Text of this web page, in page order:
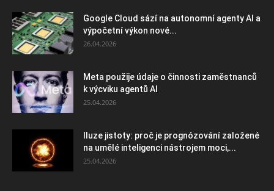
Google Cloud sází na autonomní agenty AI a
výpočetní výkon nové...
26.04.2026
Meta použije údaje o činnosti zaměstnanců
k výcviku agentů AI
25.04.2026
Iluze jistoty: proč je prognózování založené
na umělé inteligenci nástrojem moci,...
25.04.2026